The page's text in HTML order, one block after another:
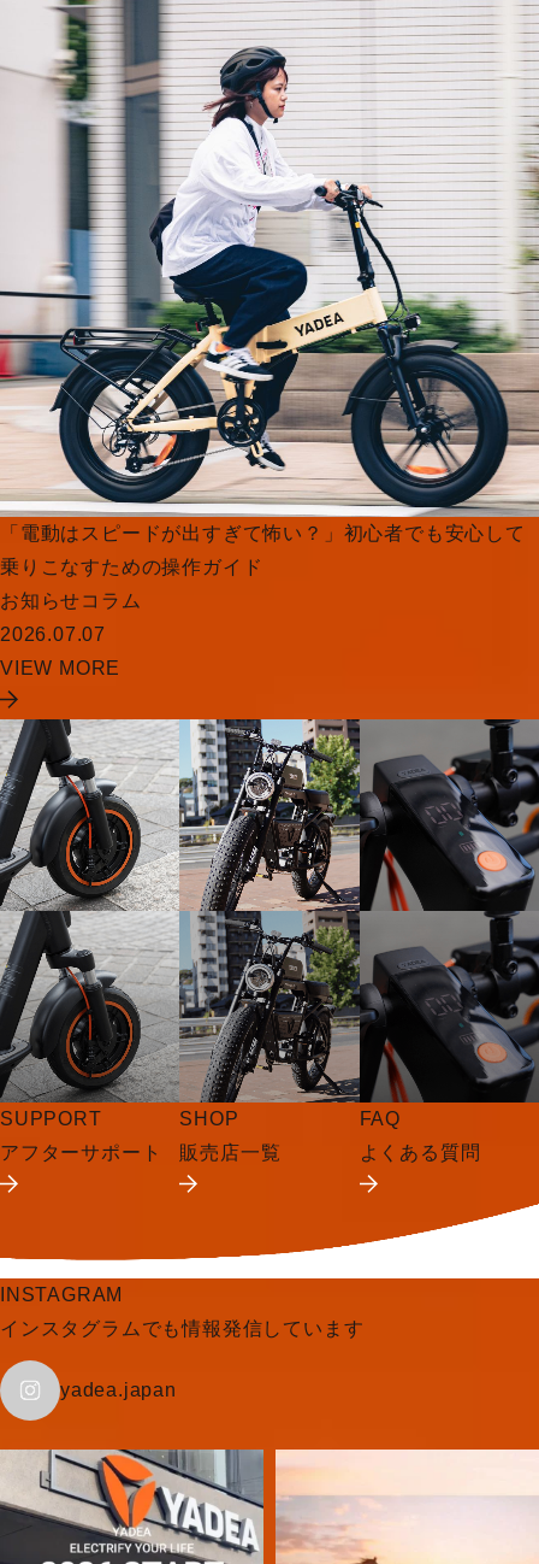
「電動はスピードが出すぎて怖い？」初心者でも安心して
乗りこなすための操作ガイド
お知らせコラム
2026.07.07
VIEW MORE
SUPPORT
アフターサポート
SHOP
販売店一覧
FAQ
よくある質問
INSTAGRAM
インスタグラムでも情報発信しています
yadea.japan